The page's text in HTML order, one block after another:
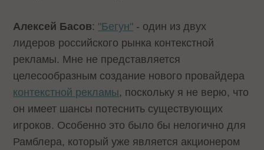
Алексей Басов: "Бегун" - один из двух
лидеров российского рынка контекстной
рекламы. Мне не представляется
целесообразным создание нового провайдера
контекстной рекламы, поскольку я не верю, что
он имеет шансы потеснить существующих
игроков. Особенно это было бы нелогично для
Рамблера, который уже является акционером